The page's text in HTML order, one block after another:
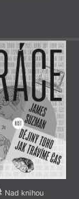
Nad knihou